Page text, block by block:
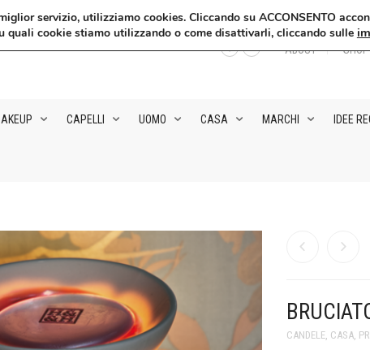
ABOUT SHOP
CAPELLI UOMO CASA MARCHI IDEE
CANDELE CASA
servizio, utilizziamo cookies. Cliccando su ACCONSENTO
quali cookie stiamo utilizzando o come disattivarli, cliccando sulle